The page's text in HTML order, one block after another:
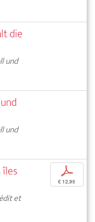
die
und
und
et
p
€ 12,95